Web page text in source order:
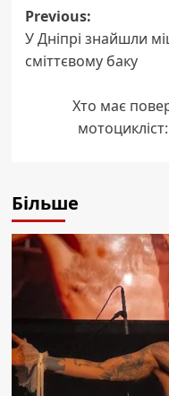
Post
navigation
Previous:
У Дніпрі знайшли
сміттєвому баку
Хто має
Більше